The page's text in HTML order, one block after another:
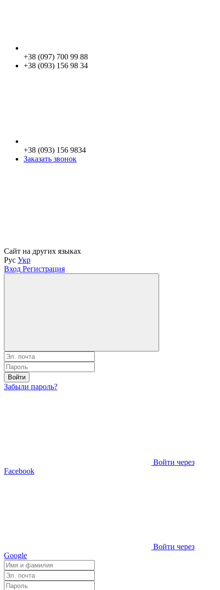
+38 (097) 700 99 88
+38 (093) 156 98 34
+38 (093) 156 9834
Заказать звонок
Сайт на других языках
Рус Укр
Вход Регистрация
Войти
Забыли пароль?
Войти через
Facebook
Войти через
Google